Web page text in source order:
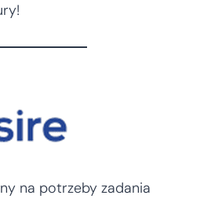
na potrzeby zadania